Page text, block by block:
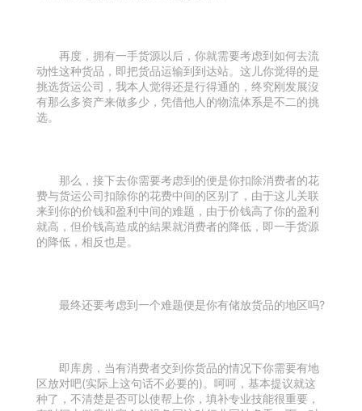
再度，拥有一手货源以后，你就需要考虑到如何去流
动性这种货品，即把货品运输到到达站。这儿你觉得的是
挑选货运公司，我本人觉得还是行得通的，终究刚发展沒
有那么多资产来做多少，凭借他人的物流体系是不二的挑
选。
那么，接下去你需要考虑到的便是你扣除消费者的花
费与货运公司扣除你的花费中间的区别了，由于这儿关联
来到你的价钱和盈利中间的难题，由于价钱高了你的盈利
就高，但价钱高造成的結果就消费者的降低，即一手货源
的降低，相反也是。
最终还要考虑到一个难题便是你有储放货品的地区吗?
即库房，当有消费者交到你货品的情况下你需要有地
区放对吧(实际上这句话不必要的)。呵呵，基本提议就这
种了，不清楚是否可以使帮上你，填补专业技能很重要，